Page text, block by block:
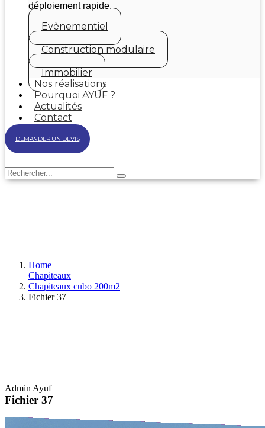
déploiement rapide.
Evènementiel
Construction modulaire
Immobilier
Nos réalisations
Pourquoi AYUF ?
Actualités
Contact
DEMANDER UN DEVIS
Home
Chapiteaux
Chapiteaux cubo 200m2
Fichier 37
Admin Ayuf
Fichier 37